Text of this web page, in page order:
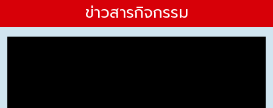
ข่าวสารกิจกรรม